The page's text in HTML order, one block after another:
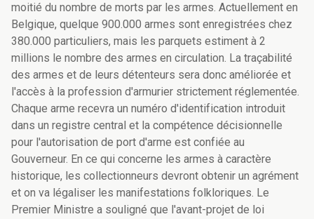
moitié du nombre de morts par les armes. Actuellement en
Belgique, quelque 900.000 armes sont enregistrées chez
380.000 particuliers, mais les parquets estiment à 2
millions le nombre des armes en circulation. La traçabilité
des armes et de leurs détenteurs sera donc améliorée et
l'accès à la profession d'armurier strictement réglementée.
Chaque arme recevra un numéro d'identification introduit
dans un registre central et la compétence décisionnelle
pour l'autorisation de port d'arme est confiée au
Gouverneur. En ce qui concerne les armes à caractère
historique, les collectionneurs devront obtenir un agrément
et on va légaliser les manifestations folkloriques. Le
Premier Ministre a souligné que l'avant-projet de loi